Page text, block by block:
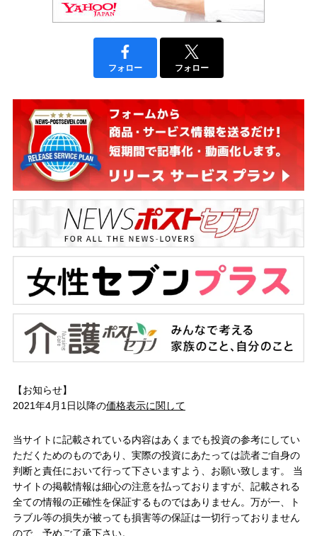
フォロー フォロー
【お知らせ】
2021年4月1日以降の価格表示に関して
当サイトに記載されている内容はあくまでも投資の参考にしてい
ただくためのものであり、実際の投資にあたっては読者ご自身の
判断と責任において行って下さいますよう、お願い致します。 当
サイトの掲載情報は細心の注意を払っておりますが、記載される
全ての情報の正確性を保証するものではありません。万が一、ト
ラブル等の損失が被っても損害等の保証は一切行っておりません
ので、予めご了承下さい。